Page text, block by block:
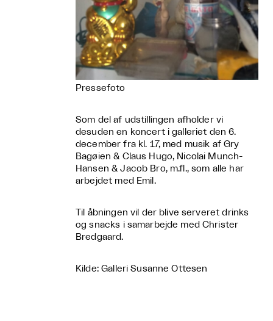
Pressefoto
Som del af udstillingen afholder vi
desuden en koncert i galleriet den 6.
december fra kl. 17, med musik af Gry
Bagøien & Claus Hugo, Nicolai Munch-
Hansen & Jacob Bro, m.fl., som alle har
arbejdet med Emil.
Til åbningen vil der blive serveret drinks
og snacks i samarbejde med Christer
Bredgaard.
Kilde: Galleri Susanne Ottesen